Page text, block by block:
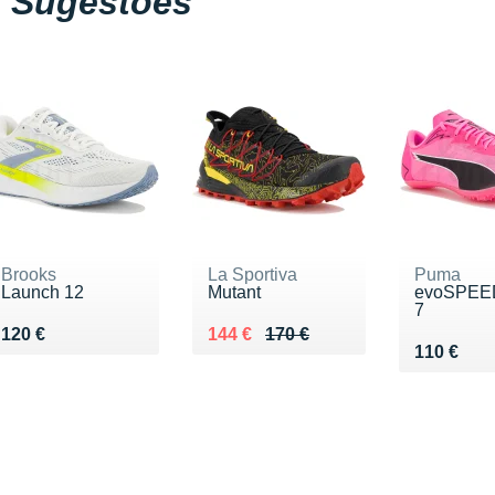
Brooks
Launch 12
120 €
Vendu 120 €
La Sportiva
Mutant
170 €
Au lieu de 170 €
144 €
Vendu 144 €
Puma
7
110 €
Vendu